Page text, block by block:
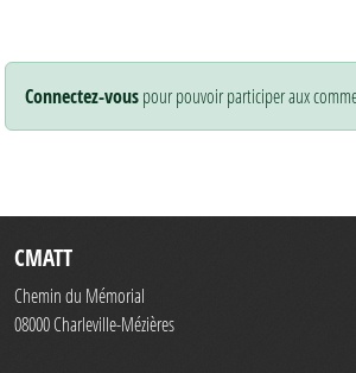
Connectez-vouspour pouvoir participer aux
CMATT
Chemin du Mémorial
08000Charleville-Mézières